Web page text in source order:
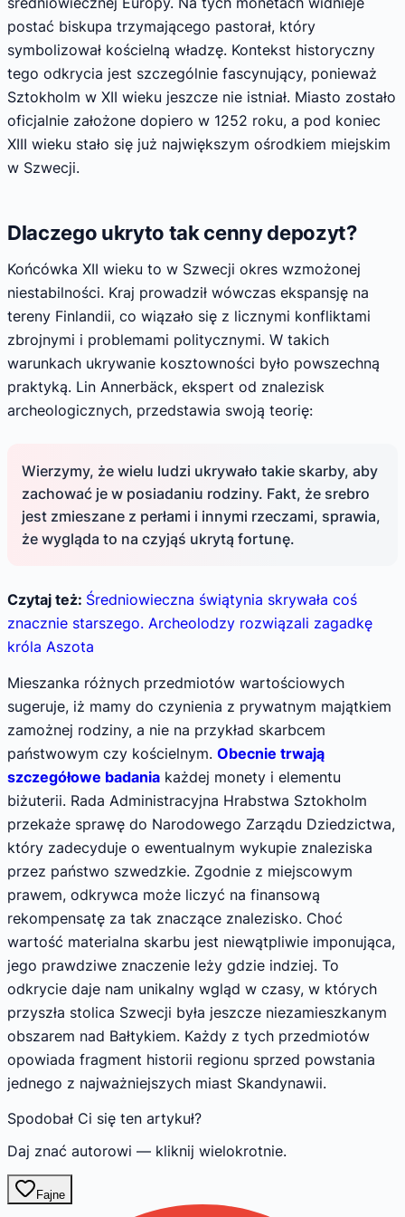
postać biskupa trzymającego pastorał, który
symbolizował kościelną władzę. Kontekst historyczny
tego odkrycia jest szczególnie fascynujący, ponieważ
Sztokholm w XII wieku jeszcze nie istniał. Miasto zostało
oficjalnie założone dopiero w 1252 roku, a pod koniec
XIII wieku stało się już największym ośrodkiem miejskim
w Szwecji.
Dlaczego ukryto tak cenny depozyt?
Końcówka XII wieku to w Szwecji okres wzmożonej
niestabilności. Kraj prowadził wówczas ekspansję na
tereny Finlandii, co wiązało się z licznymi konfliktami
zbrojnymi i problemami politycznymi. W takich
warunkach ukrywanie kosztowności było powszechną
praktyką. Lin Annerbäck, ekspert od znalezisk
archeologicznych, przedstawia swoją teorię:
Wierzymy, że wielu ludzi ukrywało takie skarby, aby
zachować je w posiadaniu rodziny. Fakt, że srebro
jest zmieszane z perłami i innymi rzeczami, sprawia,
że wygląda to na czyjąś ukrytą fortunę.
Czytaj też: Średniowieczna świątynia skrywała coś
znacznie starszego. Archeolodzy rozwiązali zagadkę
króla Aszota
Mieszanka różnych przedmiotów wartościowych
sugeruje, iż mamy do czynienia z prywatnym majątkiem
zamożnej rodziny, a nie na przykład skarbcem
państwowym czy kościelnym. Obecnie trwają
szczegółowe badania każdej monety i elementu
biżuterii. Rada Administracyjna Hrabstwa Sztokholm
przekaże sprawę do Narodowego Zarządu Dziedzictwa,
który zadecyduje o ewentualnym wykupie znaleziska
przez państwo szwedzkie. Zgodnie z miejscowym
prawem, odkrywca może liczyć na finansową
rekompensatę za tak znaczące znalezisko. Choć
wartość materialna skarbu jest niewątpliwie imponująca,
jego prawdziwe znaczenie leży gdzie indziej. To
odkrycie daje nam unikalny wgląd w czasy, w których
przyszła stolica Szwecji była jeszcze niezamieszkanym
obszarem nad Bałtykiem. Każdy z tych przedmiotów
opowiada fragment historii regionu sprzed powstania
jednego z najważniejszych miast Skandynawii.
Spodobał Ci się ten artykuł?
Daj znać autorowi — kliknij wielokrotnie.
Fajne